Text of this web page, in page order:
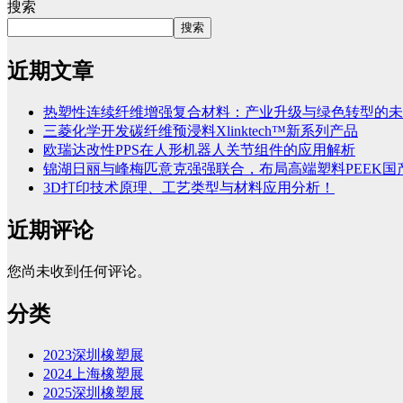
搜索
搜索
近期文章
热塑性连续纤维增强复合材料：产业升级与绿色转型的
三菱化学开发碳纤维预浸料Xlinktech™新系列产品
欧瑞达改性PPS在人形机器人关节组件的应用解析
锦湖日丽与峰梅匹意克强强联合，布局高端塑料PEEK国
3D打印技术原理、工艺类型与材料应用分析！
近期评论
您尚未收到任何评论。
分类
2023深圳橡塑展
2024上海橡塑展
2025深圳橡塑展